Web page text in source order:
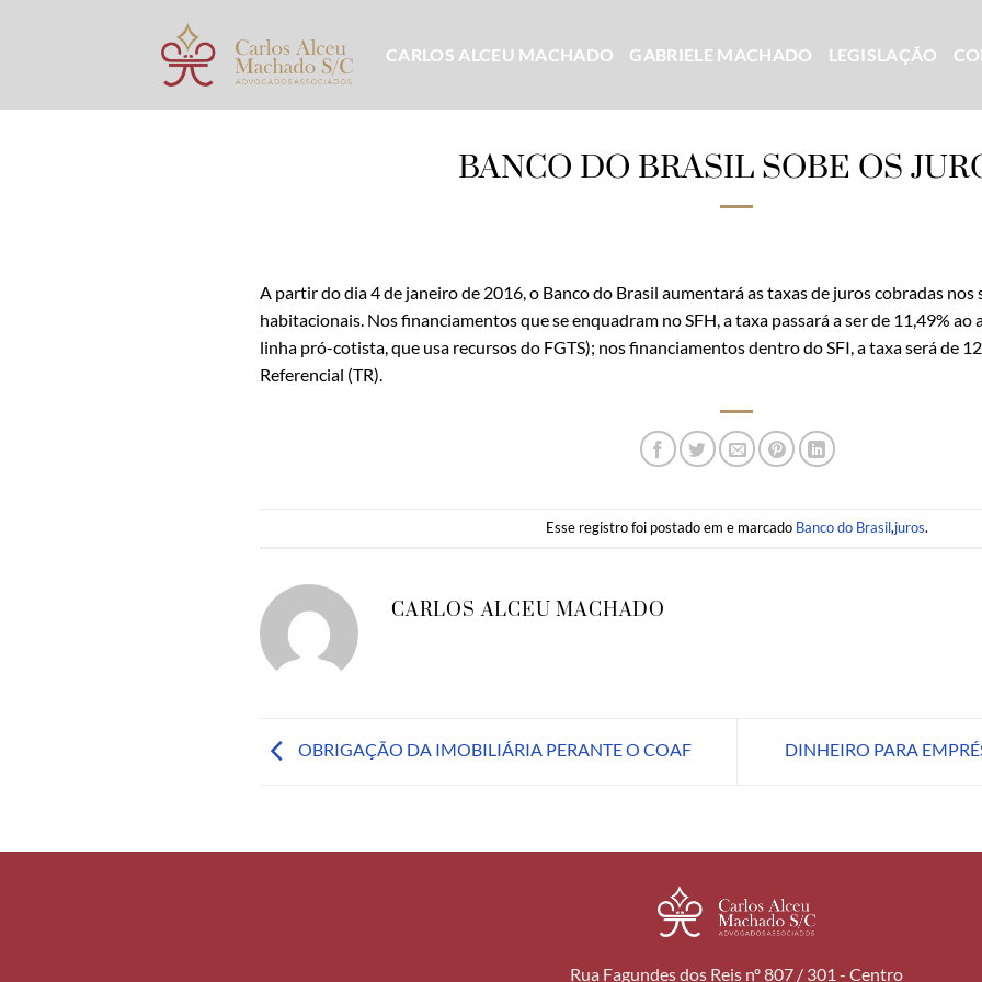
CARLOS ALCEU MACHADO GABRIELE MACHADO LEGISLAÇÃO
BANCO DO BRASIL SOBE OS
A partir do dia 4 de janeiro de 2016, o Banco do Brasil aumentará as taxas de juros cobradas nos
habitacionais. Nos financiamentos que se enquadram no SFH, a taxa passará a ser de 11,49% ao
linha pró-cotista, que usa recursos do FGTS); nos financiamentos dentro do SFI, a taxa será de
Referencial (TR).
Esse registro foi postado em e marcado Banco do Brasil,juros.
CARLOS ALCEU MACHADO
OBRIGAÇÃO DA IMOBILIÁRIA PERANTE O COAF DINHEIRO PARA
Rua Fagundes dos Reis nº 807 / 301 - Centro